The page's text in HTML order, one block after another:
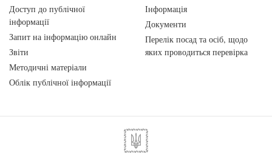
Доступ до публічної
інформації
Запит на інформацію онлайн
Звіти
Методичні матеріали
Облік публічної інформації
Інформація
Документи
Перелік посад та осіб, щодо
яких проводиться перевірка